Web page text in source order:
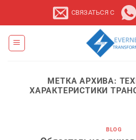
СВЯЗАТЬСЯ С
МЕТКА АРХИВА:
ХАРАКТЕРИСТИКИ
BLOG